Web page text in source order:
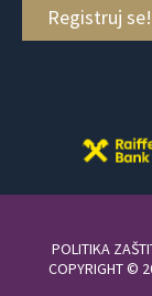
Registruj se!
POLITIKA
COPYRIGHT ©